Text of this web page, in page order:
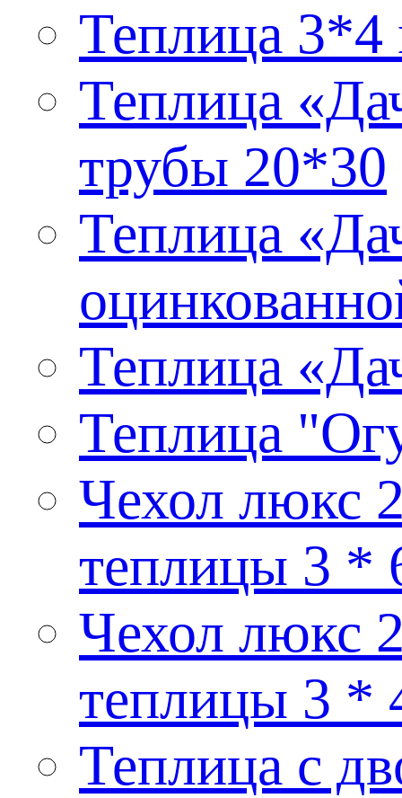
Теплица 3*4
Теплица
трубы 20*30
Теплица
Теплица
Теплица
Чехол люкс
теплицы 3 *
Чехол люкс
теплицы 3 *
Теплица с